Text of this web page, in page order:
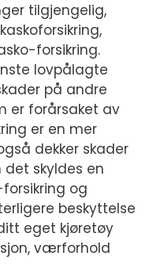
tilgjengelig,
forsikring.
lovpålagte
på andre
er forårsaket av
er en mer
dekker skader
skyldes en
forsikring og
beskyttelse
eget kjøretøy
værforhold